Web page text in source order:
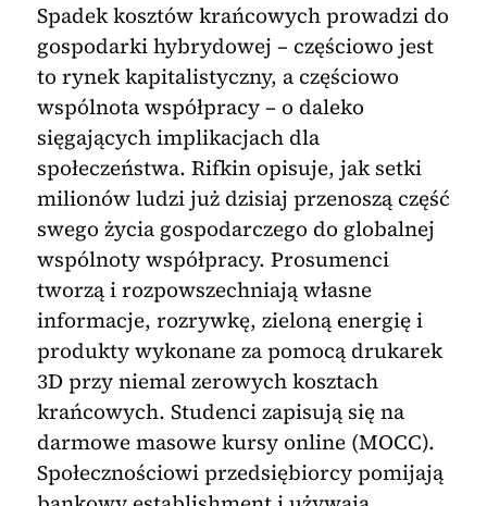
Spadek kosztów krańcowych prowadzi do
gospodarki hybrydowej – częściowo jest
to rynek kapitalistyczny, a częściowo
wspólnota współpracy – o daleko
sięgających implikacjach dla
społeczeństwa. Rifkin opisuje, jak setki
milionów ludzi już dzisiaj przenoszą część
swego życia gospodarczego do globalnej
wspólnoty współpracy. Prosumenci
tworzą i rozpowszechniają własne
informacje, rozrywkę, zieloną energię i
produkty wykonane za pomocą drukarek
3D przy niemal zerowych kosztach
krańcowych. Studenci zapisują się na
darmowe masowe kursy online (MOCC).
Społecznościowi przedsiębiorcy pomijają